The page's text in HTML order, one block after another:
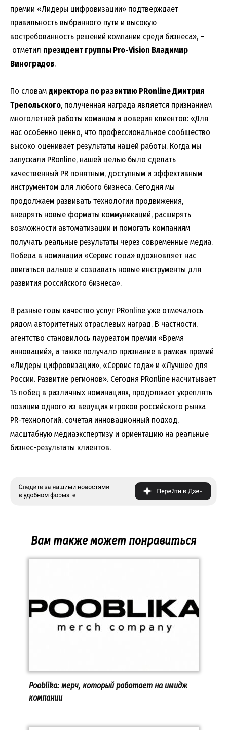
премии «Лидеры цифровизации» подтверждает
правильность выбранного пути и высокую
востребованность решений компании среди бизнеса», –
отметил президент группы Pro-Vision Владимир
Виноградов.
По словам директора по развитию PRonline Дмитрия
Трепольского, полученная награда является признанием
многолетней работы команды и доверия клиентов: «Для
нас особенно ценно, что профессиональное сообщество
высоко оценивает результаты нашей работы. Когда мы
запускали PRonline, нашей целью было сделать
качественный PR понятным, доступным и эффективным
инструментом для любого бизнеса. Сегодня мы
продолжаем развивать технологии продвижения,
внедрять новые форматы коммуникаций, расширять
возможности автоматизации и помогать компаниям
получать реальные результаты через современные медиа.
Победа в номинации «Сервис года» вдохновляет нас
двигаться дальше и создавать новые инструменты для
развития российского бизнеса».
В разные годы качество услуг PRonline уже отмечалось
рядом авторитетных отраслевых наград. В частности,
агентство становилось лауреатом премии «Время
инноваций», а также получало признание в рамках премий
«Лидеры цифровизации», «Сервис года» и «Лучшее для
России. Развитие регионов». Сегодня PRonline насчитывает
15 побед в различных номинациях, продолжает укреплять
позиции одного из ведущих игроков российского рынка
PR-технологий, сочетая инновационный подход,
масштабную медиаэкспертизу и ориентацию на реальные
бизнес-результаты клиентов.
Вам также может понравиться
Pooblika: мерч, который работает на имидж
компании